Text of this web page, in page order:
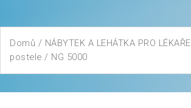
Domů / NÁBYTEK A LEHÁTKA PRO LÉKAŘE
postele / NG 5000